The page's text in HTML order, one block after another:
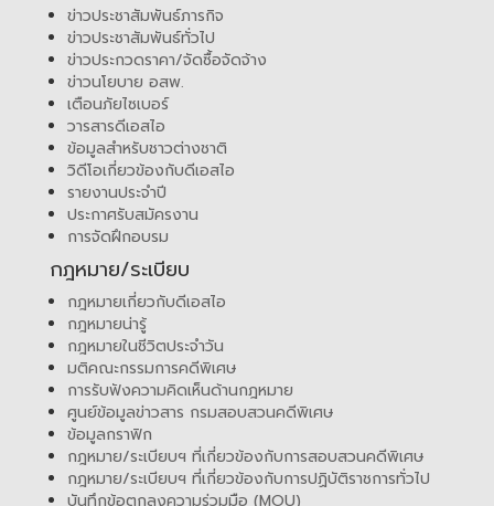
ข่าวประชาสัมพันธ์ภารกิจ
ข่าวประชาสัมพันธ์ทั่วไป
ข่าวประกวดราคา/จัดซื้อจัดจ้าง
ข่าวนโยบาย อสพ.
เตือนภัยไซเบอร์
วารสารดีเอสไอ
ข้อมูลสำหรับชาวต่างชาติ
วิดีโอเกี่ยวข้องกับดีเอสไอ
รายงานประจำปี
ประกาศรับสมัครงาน
การจัดฝึกอบรม
กฎหมาย/ระเบียบ
กฎหมายเกี่ยวกับดีเอสไอ
กฎหมายน่ารู้
กฎหมายในชีวิตประจำวัน
มติคณะกรรมการคดีพิเศษ
การรับฟังความคิดเห็นด้านกฎหมาย
ศูนย์ข้อมูลข่าวสาร กรมสอบสวนคดีพิเศษ
ข้อมูลกราฟิก
กฎหมาย/ระเบียบฯ ที่เกี่ยวข้องกับการสอบสวนคดีพิเศษ
กฎหมาย/ระเบียบฯ ที่เกี่ยวข้องกับการปฏิบัติราชการทั่วไป
บันทึกข้อตกลงความร่วมมือ (MOU)